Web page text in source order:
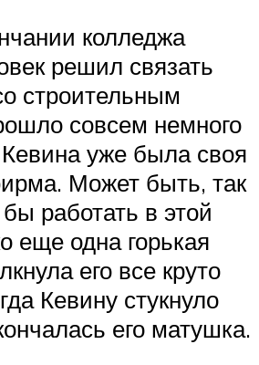
колледжа
решил связать
строительным
совсем немного
уже была своя
Может быть, так
работать в этой
еще одна горькая
его все круто
Кевину стукнуло
его матушка.